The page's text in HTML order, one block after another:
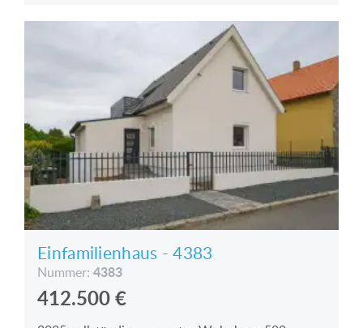
Einfamilienhaus - 4383
Nummer: 4383
412.500€